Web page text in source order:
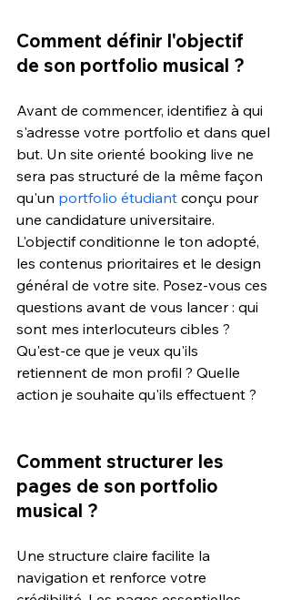
Comment définir l'objectif
de son portfolio musical ?
Avant de commencer, identifiez à qui
s'adresse votre portfolio et dans quel
but. Un site orienté booking live ne
sera pas structuré de la même façon
qu'un portfolio étudiant conçu pour
une candidature universitaire.
L'objectif conditionne le ton adopté,
les contenus prioritaires et le design
général de votre site. Posez-vous ces
questions avant de vous lancer : qui
sont mes interlocuteurs cibles ?
Qu'est-ce que je veux qu'ils
retiennent de mon profil ? Quelle
action je souhaite qu'ils effectuent ?
Comment structurer les
pages de son portfolio
musical ?
Une structure claire facilite la
navigation et renforce votre